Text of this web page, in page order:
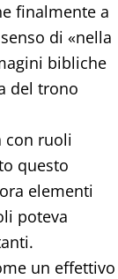
finalmente a
di «nella
bibliche
del trono
con ruoli
questo
elementi
poteva
un effettivo